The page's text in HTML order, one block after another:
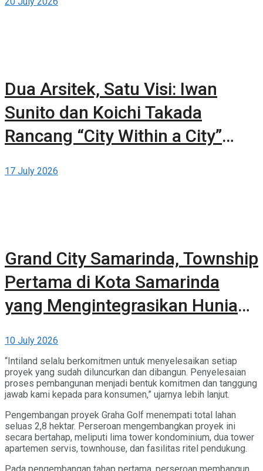
Dua Arsitek, Satu Visi: Iwan
Sunito dan Koichi Takada
Rancang “City Within a City”
17 July 2026
Grand City Samarinda, Township
Pertama di Kota Samarinda
yang Mengintegrasikan Hunian,
Hijau
10 July 2026
“Intiland selalu berkomitmen untuk menyelesaikan setiap
proyek yang sudah diluncurkan dan dibangun. Penyelesaian
proses pembangunan menjadi bentuk komitmen dan tanggung
jawab kami kepada para konsumen,” ujarnya lebih lanjut.
Pengembangan proyek Graha Golf menempati total lahan
seluas 2,8 hektar. Perseroan mengembangkan proyek ini
secara bertahap, meliputi lima tower kondominium, dua tower
apartemen servis, townhouse, dan fasilitas ritel pendukung.